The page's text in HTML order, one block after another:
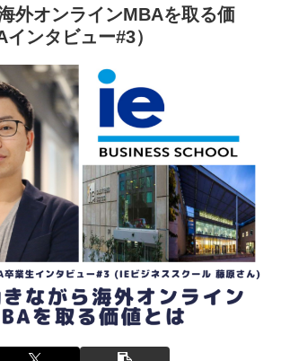
外オンラインMBAを取る価
ンタビュー#3）